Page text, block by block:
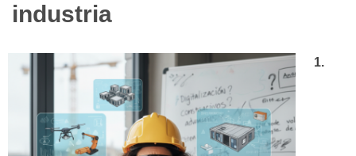
industria
1.